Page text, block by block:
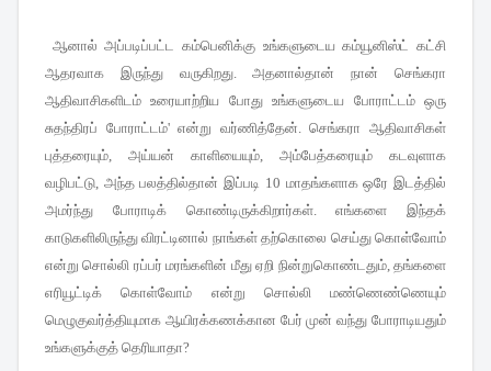
ஆனால் அப்படிப்பட்ட கம்பெனிக்கு உங்களுடைய கம்யூனிஸ்ட் கட்சி
ஆதரவாக இருந்து வருகிறது.அதனால்தான் நான் செங்கரா
ஆதிவாசிகளிடம் உரையாற்றிய போது உங்களுடைய போராட்டம் ஒரு
சுதந்திரப் போராட்டம்'என்று வர்ணித்தேன் .செங்கரா ஆதிவாசிகள்
புத்தரையும்
அய்யன் காளியையும்
அம்பேத்கரையும் கடவுளாக
வழிபட்டு அந்த பலத்தில்தான் இப்படி 10 மாதங்களாக ஒரே இடத்தில்
அமர்ந்து போராடிக் கொண்டிருக்கிறார்கள்.எங்களை இந்தக்
காடுகளிலிருந்து விரட்டினால் நாங்கள் தற்கொலை செய்து கொள்வோம்
என்று சொல்லி ரப்பர் மரங்களின் மீது ஏறி நின்றுகொண்டதும்,தங்களை
எரியூட்டிக் கொள்வோம் என்று சொல்லி மண்ணெண்ணெயும்
மெழுகுவர்த்தியுமாக ஆயிரக்கணக்கான பேர் முன் வந்து போராடியதும்
உங்களுக்குத் தெரியாதா?